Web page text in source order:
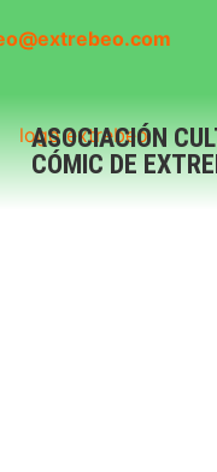
ASOCIACIÓN
CÓMIC DE